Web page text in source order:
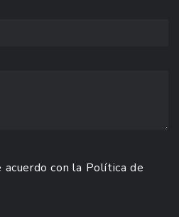
con la Política de